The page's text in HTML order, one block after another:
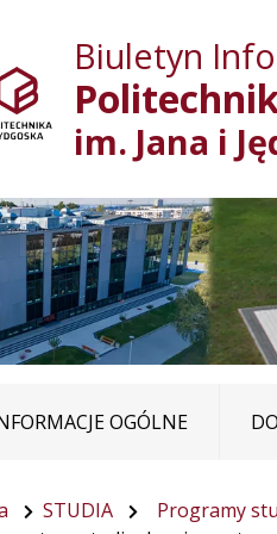
Biuletyn
im. Jana i
OGÓLNE
STUDIA Programy